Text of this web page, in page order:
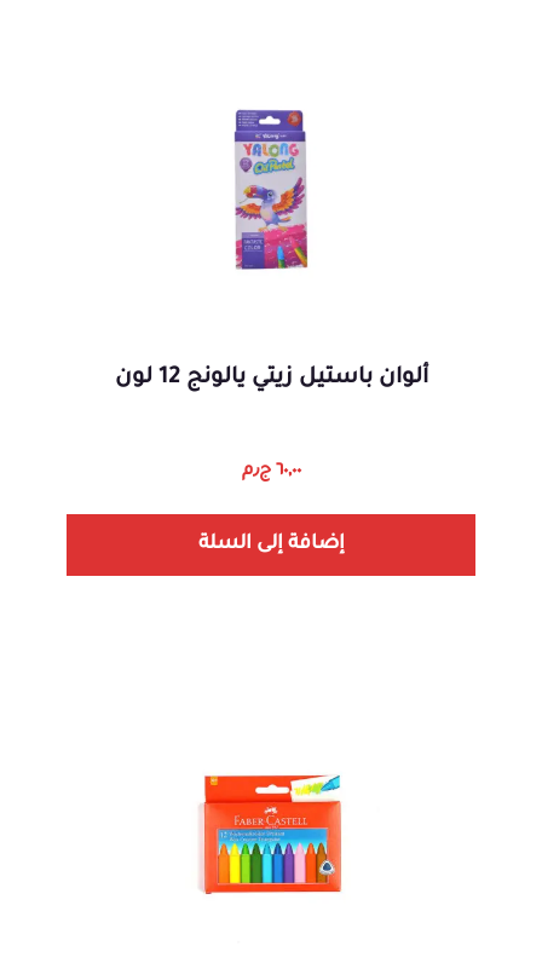
ألوان باستيل زيتي يالونج 12 لون
٦٠,٠٠ ج٫م
إضافة إلى السلة